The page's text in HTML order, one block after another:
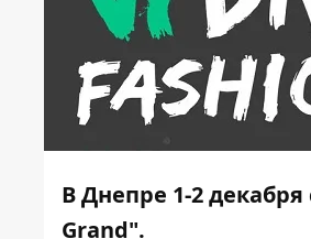
В Днепре 1-2 декабря
Grand".